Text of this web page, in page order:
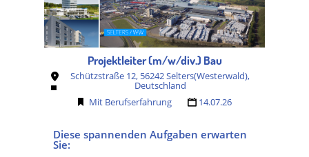
Projektleiter (m/w/div.) Bau
Schützstraße 12, 56242 Selters(Westerwald),
Deutschland
Mit Berufserfahrung
14.07.26
Diese spannenden Aufgaben erwarten
Sie: